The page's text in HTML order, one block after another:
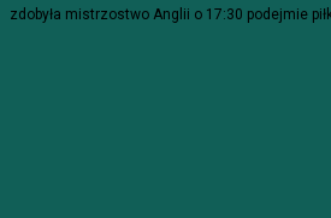
zdobyła mistrzostwo Anglii o 17:30 podejmie